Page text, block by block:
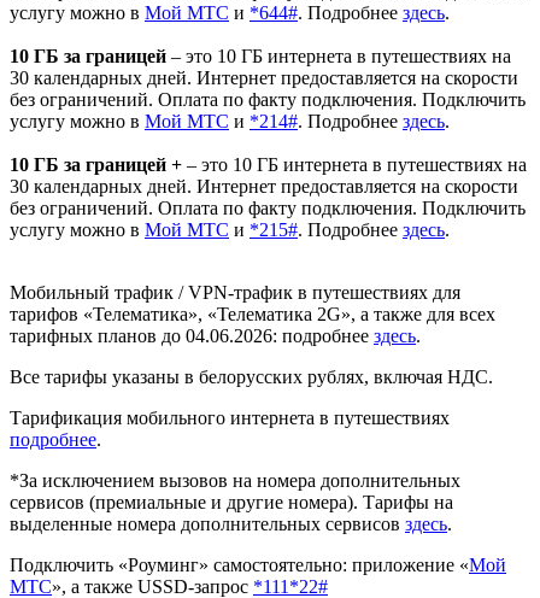
услугу можно в Мой МТС и *644#. Подробнее здесь.
10 ГБ за границей – это 10 ГБ интернета в путешествиях на
30 календарных дней. Интернет предоставляется на скорости
без ограничений. Оплата по факту подключения. Подключить
услугу можно в Мой МТС и *214#. Подробнее здесь.
10 ГБ за границей + – это 10 ГБ интернета в путешествиях на
30 календарных дней. Интернет предоставляется на скорости
без ограничений. Оплата по факту подключения. Подключить
услугу можно в Мой МТС и *215#. Подробнее здесь.
Мобильный трафик / VPN-трафик в путешествиях для
тарифов «Телематика», «Телематика 2G», а также для всех
тарифных планов до 04.06.2026: подробнее здесь.
Все тарифы указаны в белорусских рублях, включая НДС.
Тарификация мобильного интернета в путешествиях
подробнее.
*За исключением вызовов на номера дополнительных
сервисов (премиальные и другие номера). Тарифы на
выделенные номера дополнительных сервисов здесь.
Подключить «Роуминг» самостоятельно: приложение «Мой
МТС», а также USSD-запрос *111*22#